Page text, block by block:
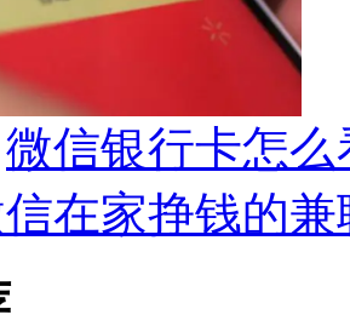
微信银行卡怎
在家挣钱的